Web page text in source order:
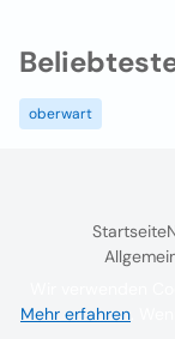
oberwart
Startseite
Wir verwenden
Mehr erfahren